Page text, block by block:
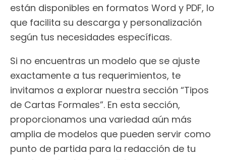
están disponibles en formatos Word y PDF, lo
que facilita su descarga y personalización
según tus necesidades específicas.
Si no encuentras un modelo que se ajuste
exactamente a tus requerimientos, te
invitamos a explorar nuestra sección “Tipos
de Cartas Formales”. En esta sección,
proporcionamos una variedad aún más
amplia de modelos que pueden servir como
punto de partida para la redacción de tu